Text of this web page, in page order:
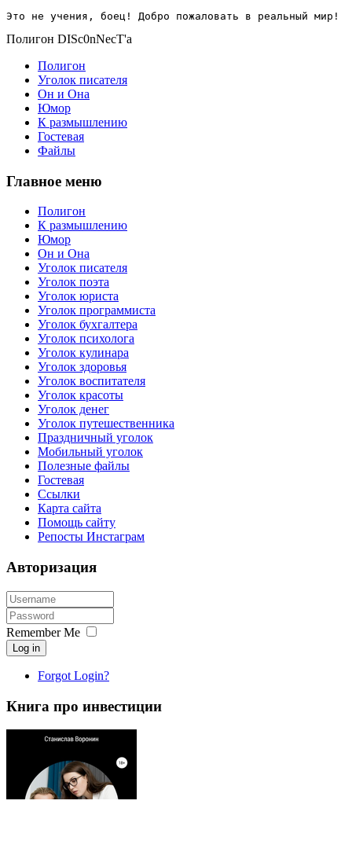
Это не учения, боец! Добро пожаловать в реальный мир!
Полигон DISc0nNecT'a
Полигон
Уголок писателя
Он и Она
Юмор
К размышлению
Гостевая
Файлы
Главное меню
Полигон
К размышлению
Юмор
Он и Она
Уголок писателя
Уголок поэта
Уголок юриста
Уголок программиста
Уголок бухгалтера
Уголок психолога
Уголок кулинара
Уголок здоровья
Уголок воспитателя
Уголок красоты
Уголок денег
Уголок путешественника
Праздничный уголок
Мобильный уголок
Полезные файлы
Гостевая
Ссылки
Карта сайта
Помощь сайту
Репосты Инстаграм
Авторизация
Remember Me
Log in
Forgot Login?
Книга про инвестиции